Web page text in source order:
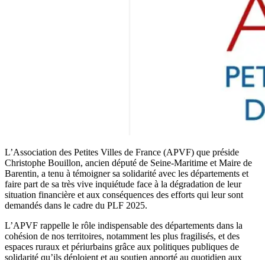
L’Association des Petites Villes de France (APVF) que préside
Christophe Bouillon, ancien député de Seine-Maritime et Maire de
Barentin, a tenu à témoigner sa solidarité avec les départements et
faire part de sa très vive inquiétude face à la dégradation de leur
situation financière et aux conséquences des efforts qui leur sont
demandés dans le cadre du PLF 2025.
L’APVF rappelle le rôle indispensable des départements dans la
cohésion de nos territoires, notamment les plus fragilisés, et des
espaces ruraux et périurbains grâce aux politiques publiques de
solidarité qu’ils déploient et au soutien apporté au quotidien aux